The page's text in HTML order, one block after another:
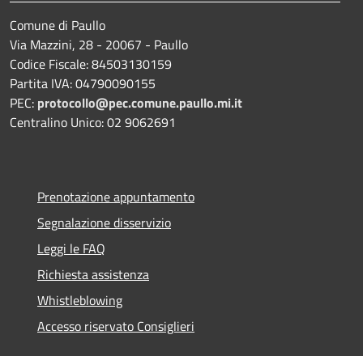
Comune di Paullo
Via Mazzini, 28 - 20067 - Paullo
Codice Fiscale: 84503130159
Partita IVA: 04790090155
PEC: protocollo@pec.comune.paullo.mi.it
Centralino Unico: 02 9062691
Prenotazione appuntamento
Segnalazione disservizio
Leggi le FAQ
Richiesta assistenza
Whistleblowing
Accesso riservato Consiglieri